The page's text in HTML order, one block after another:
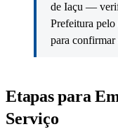
de Iaçu —
Prefeitura pelo
para
Etapas para
Serviço